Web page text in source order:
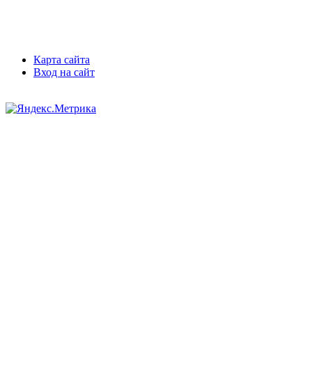
Карта сайта
Вход на сайт